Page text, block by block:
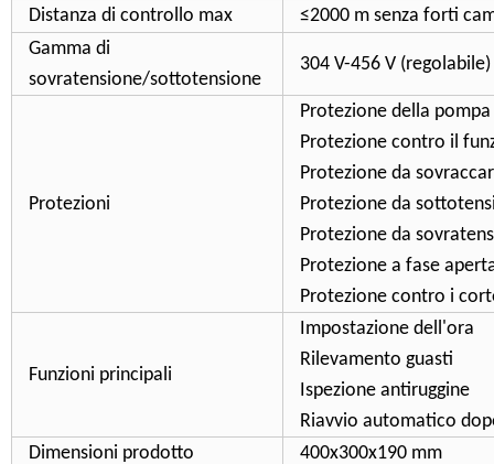
Distanza di controllo max
≤2000 m senza forti
Gamma di
sovratensione/sottotensione
304 V-456 V (regolabile)
Protezioni
Protezione della
Protezione contro il
Protezione da
Protezione da
Protezione da
Protezione a fase
Protezione contro i
Funzioni principali
Impostazione dell'ora
Rilevamento guasti
Ispezione antiruggine
Riavvio automatico
Dimensioni prodotto
400x300x190 mm